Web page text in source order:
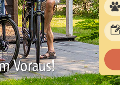
Voraus!